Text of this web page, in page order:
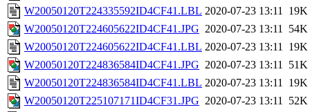
W20050120T224335592ID4CF41.LBL 2020-07-23 13:11 19K
W20050120T224605622ID4CF41.JPG 2020-07-23 13:11 54K
W20050120T224605622ID4CF41.LBL 2020-07-23 13:11 19K
W20050120T224836584ID4CF41.JPG 2020-07-23 13:11 51K
W20050120T224836584ID4CF41.LBL 2020-07-23 13:11 19K
W20050120T225107171ID4CF31.JPG 2020-07-23 13:11 52K